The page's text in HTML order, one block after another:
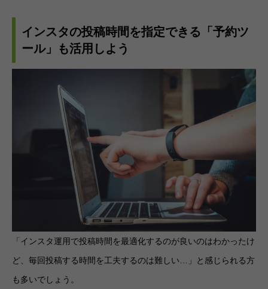
インスタの投稿時間を指定できる「予約ツ
ール」も活用しよう
「インスタ運用で投稿時間を最適化するのが良いのはわかったけ
ど、毎回投稿する時間を工夫するのは難しい…」と感じられる方
も多いでしょう。